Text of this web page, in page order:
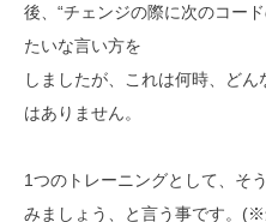
後、“チェンジの際に次のコー
たいな言い方を
しましたが、これは何時、ど
はありません。
1つのトレーニングとして、そ
みましょう、と言う事です。